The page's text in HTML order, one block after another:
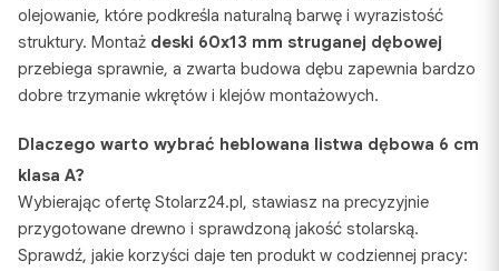
olejowanie, które podkreśla naturalną barwę i wyrazistość
struktury. Montaż deski 60x13 mm struganej dębowej
przebiega sprawnie, a zwarta budowa dębu zapewnia bardzo
dobre trzymanie wkrętów i klejów montażowych.
Dlaczego warto wybrać heblowana listwa dębowa 6 cm
klasa A?
Wybierając ofertę Stolarz24.pl, stawiasz na precyzyjnie
przygotowane drewno i sprawdzoną jakość stolarską.
Sprawdź, jakie korzyści daje ten produkt w codziennej pracy: